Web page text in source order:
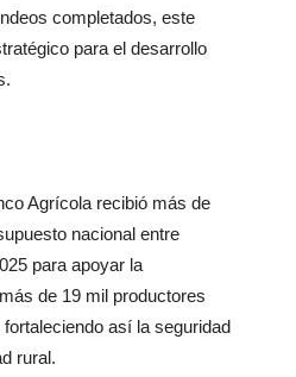
completados, este
para el desarrollo
Agrícola recibió más de
nacional entre
para apoyar la
de 19 mil productores
así la seguridad
rural.